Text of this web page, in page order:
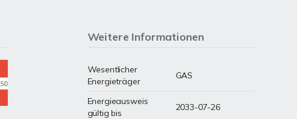
Weitere Informationen
Wesentlicher
Energieträger
GAS
Energieausweis
gültig bis
2033-07-26